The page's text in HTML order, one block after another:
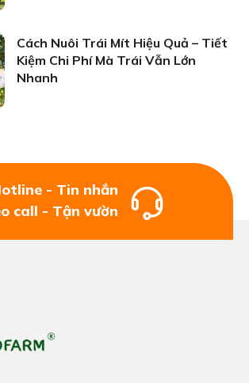
Cách Nuôi Trái Mít Hiệu Quả – Tiết
Kiệm Chi Phí Mà Trái Vẫn Lớn
Nhanh
- Tin nhắn
call - Tận vườn